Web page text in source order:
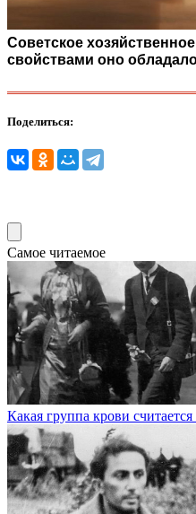
Советское
свойствами оно
Поделиться:
Самое читаемое
Какая группа крови